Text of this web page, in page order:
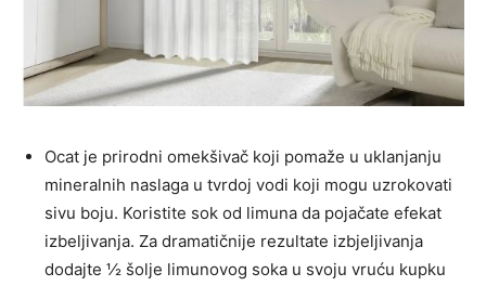
Ocat je prirodni omekšivač koji pomaže u uklanjanju
mineralnih naslaga u tvrdoj vodi koji mogu uzrokovati
sivu boju. Koristite sok od limuna da pojačate efekat
izbeljivanja. Za dramatičnije rezultate izbjeljivanja
dodajte ½ šolje limunovog soka u svoju vruću kupku